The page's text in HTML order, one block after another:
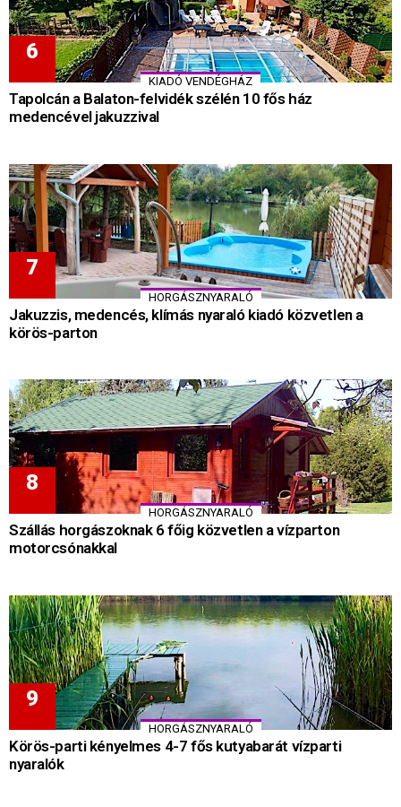
KIADÓ VENDÉGHÁZ
Tapolcán a Balaton-felvidék szélén 10 fős ház
medencével jakuzzival
HORGÁSZNYARALÓ
Jakuzzis, medencés, klímás nyaraló kiadó közvetlen a
körös-parton
HORGÁSZNYARALÓ
Szállás horgászoknak 6 főig közvetlen a vízparton
motorcsónakkal
HORGÁSZNYARALÓ
Körös-parti kényelmes 4-7 fős kutyabarát vízparti
nyaralók